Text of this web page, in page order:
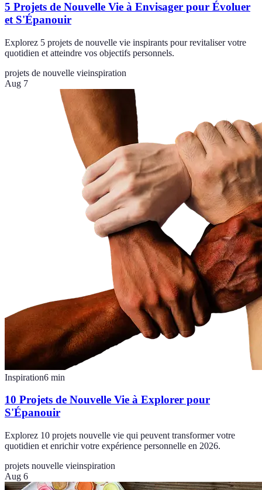
5 Projets de Nouvelle Vie à Envisager pour Évoluer
et S'Épanouir
Explorez 5 projets de nouvelle vie inspirants pour revitaliser votre
quotidien et atteindre vos objectifs personnels.
projets de nouvelle vieinspiration
Aug 7
Inspiration6 min
10 Projets de Nouvelle Vie à Explorer pour
S'Épanouir
Explorez 10 projets nouvelle vie qui peuvent transformer votre
quotidien et enrichir votre expérience personnelle en 2026.
projets nouvelle vieinspiration
Aug 6